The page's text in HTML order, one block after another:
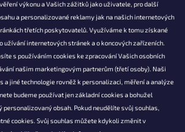
výkonu a Vašich zážitků jako uživatele, pro další
a personalizované reklamy jak na našich internetových
třetích poskytovatelů. Využíváme k tomu získané
užívání internetových stránek a o koncových zařízeních.
s používáním cookies ke zpracování Vašich osobních
našim marketingovým partnerům (třetí osoby). Naši
a jiné technologie rovněž k personalizaci, měření a analýze
budeme používat jen základní cookies a bohužel
personalizovaný obsah. Pokud neudělíte svůj souhlas,
cookies. Svůj souhlas můžete kdykoli změnit v